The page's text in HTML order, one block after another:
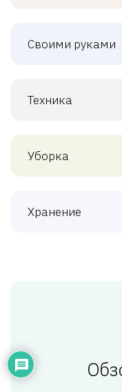
Своими руками
Техника
Уборка
Хранение